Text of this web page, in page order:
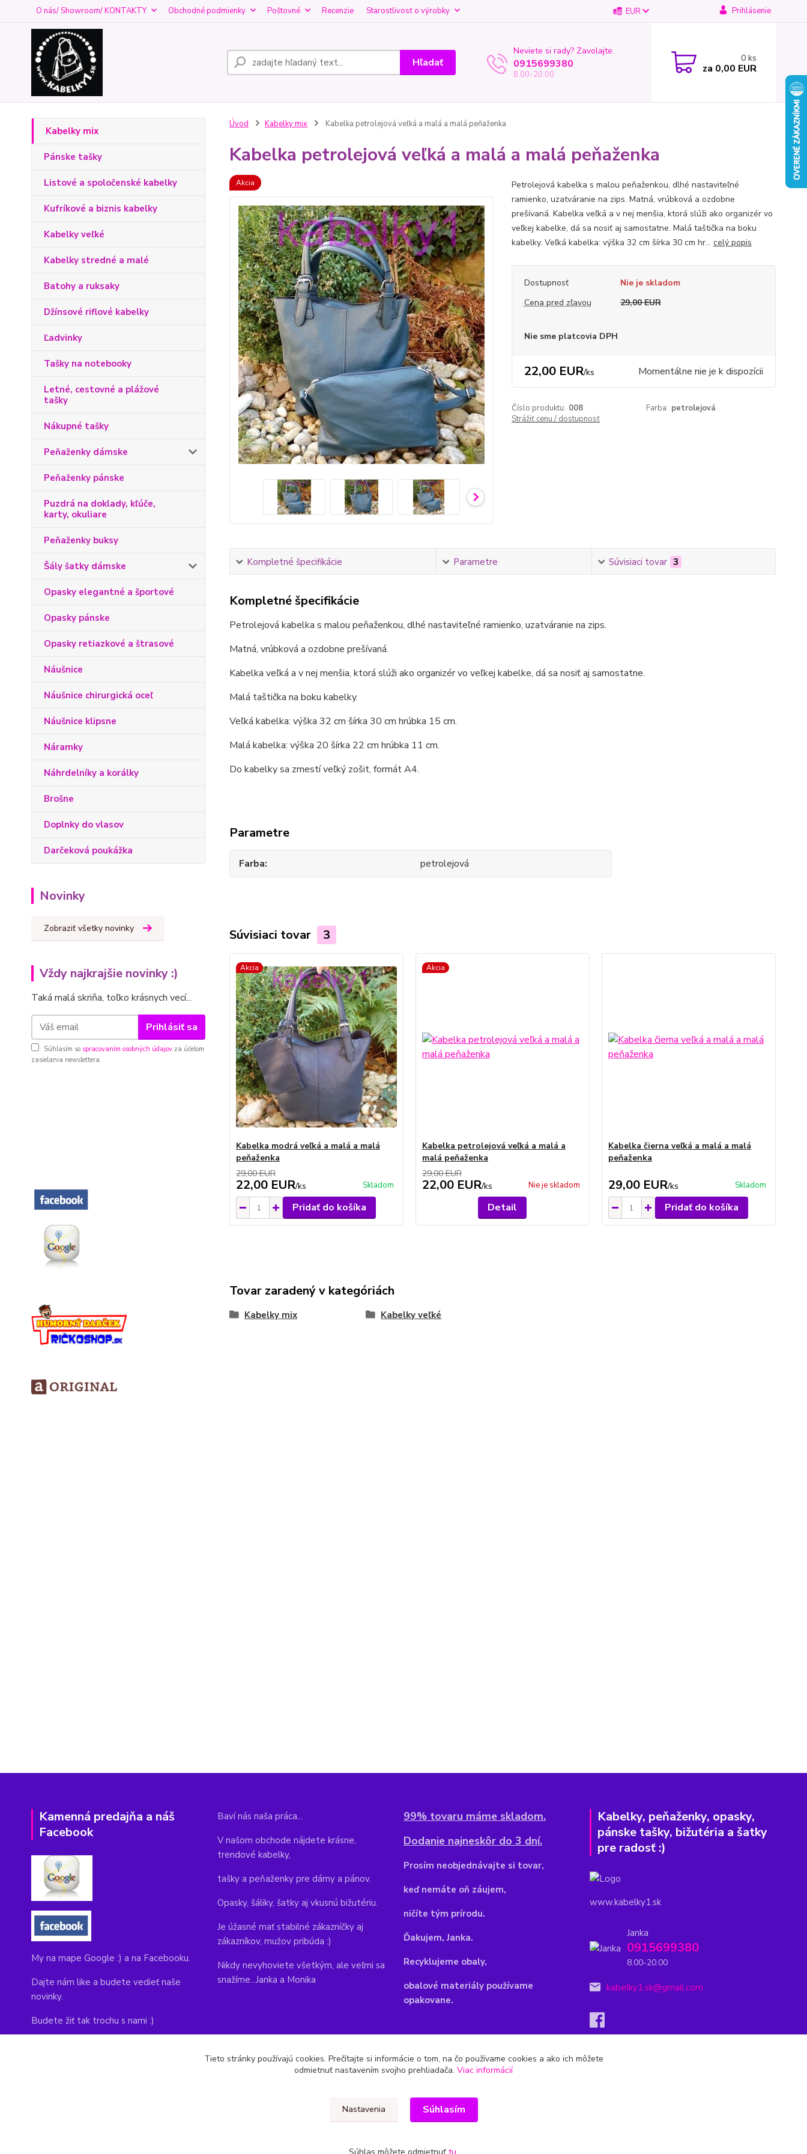
O nás/ Showroom/ KONTAKTY Obchodné podmienky Poštovné Recenzie Starostlivosť o výrobky EUR Prihlásenie
Hľadať
Neviete si rady? Zavolajte.
0915699380
8.00-20.00
0 ks
za 0,00 EUR
Kabelky mix
Pánske tašky
Listové a spoločenské kabelky
Kufríkové a biznis kabelky
Kabelky veľké
Kabelky stredné a malé
Batohy a ruksaky
Džínsové riflové kabelky
Ľadvinky
Tašky na notebooky
Letné, cestovné a plážové
tašky
Nákupné tašky
Peňaženky dámske
Peňaženky pánske
Puzdrá na doklady, kľúče,
karty, okuliare
Peňaženky buksy
Šály šatky dámske
Opasky elegantné a športové
Opasky pánske
Opasky retiazkové a štrasové
Náušnice
Náušnice chirurgická oceľ
Náušnice klipsne
Náramky
Náhrdelníky a korálky
Brošne
Doplnky do vlasov
Darčeková poukážka
Novinky
Zobraziť všetky novinky
Vždy najkrajšie novinky :)
Taká malá skriňa, toľko krásnych vecí...
Prihlásiť sa
Súhlasím so spracovaním osobných údajov za účelom
zasielania newslettera.
Úvod Kabelky mix Kabelka petrolejová veľká a malá a malá peňaženka
Kabelka petrolejová veľká a malá a malá peňaženka
Akcia
Petrolejová kabelka s malou peňaženkou, dlhé nastaviteľné
ramienko, uzatváranie na zips. Matná, vrúbková a ozdobne
prešívaná. Kabelka veľká a v nej menšia, ktorá slúži ako organizér vo
veľkej kabelke, dá sa nosiť aj samostatne. Malá taštička na boku
kabelky. Veľká kabelka: výška 32 cm šírka 30 cm hr... celý popis
Dostupnosť
Nie je skladom
Cena pred zľavou
29,00 EUR
Nie sme platcovia DPH
22,00 EUR/ks Momentálne nie je k dispozícii
Číslo produktu: 008 Farba: petrolejová
Strážiť cenu / dostupnosť
Kompletné špecifikácie Parametre Súvisiaci tovar 3
Kompletné špecifikácie
Petrolejová kabelka s malou peňaženkou, dlhé nastaviteľné ramienko, uzatváranie na zips.
Matná, vrúbková a ozdobne prešívaná.
Kabelka veľká a v nej menšia, ktorá slúži ako organizér vo veľkej kabelke, dá sa nosiť aj samostatne.
Malá taštička na boku kabelky.
Veľká kabelka: výška 32 cm šírka 30 cm hrúbka 15 cm.
Malá kabelka: výška 20 šírka 22 cm hrúbka 11 cm.
Do kabelky sa zmestí veľký zošit, formát A4.
Parametre
Farba petrolejová
Súvisiaci tovar 3
Akcia
Kabelka modrá veľká a malá a malá
peňaženka
29,00 EUR
22,00 EUR/ks Skladom
Pridať do košíka
Akcia
Kabelka petrolejová veľká a malá a
malá peňaženka
29,00 EUR
22,00 EUR/ks Nie je skladom
Detail
Kabelka čierna veľká a malá a malá
peňaženka
29,00 EUR/ks Skladom
Pridať do košíka
Tovar zaradený v kategóriách
Kabelky mix Kabelky veľké
Kamenná predajňa a náš
Facebook
My na mape Google :) a na Facebooku.
Dajte nám like a budete vedieť naše
novinky.
Budete žiť tak trochu s nami :)
Baví nás naša práca...
V našom obchode nájdete krásne,
trendové kabelky,
tašky a peňaženky pre dámy a pánov.
Opasky, šáliky, šatky aj vkusnú bižutériu.
Je úžasné mať stabilné zákazníčky aj
zákazníkov, mužov pribúda :)
Nikdy nevyhoviete všetkým, ale veľmi sa
snažíme...Janka a Monika
99% tovaru máme skladom.
Dodanie najneskôr do 3 dní.
Prosím neobjednávajte si tovar,
keď nemáte oň záujem,
ničíte tým prírodu.
Ďakujem, Janka.
Recyklujeme obaly,
obalové materiály používame
opakovane.
Kabelky, peňaženky, opasky,
pánske tašky, bižutéria a šatky
pre radosť :)
www.kabelky1.sk
Janka
0915699380
8.00-20.00
kabelky1.sk@gmail.com
Tieto stránky používajú cookies. Prečítajte si informácie o tom, na čo používame cookies a ako ich môžete
odmietnuť nastavením svojho prehliadača. Viac informácií
Nastavenia Súhlasím